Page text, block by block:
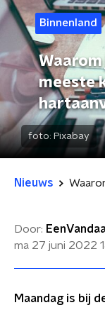
Binnenland
meeste
foto: Pixabay
Nieuws
Door:
ma 27 juni 2022
Maandag is bij